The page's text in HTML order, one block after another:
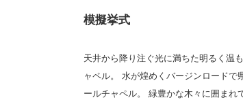
模擬挙式
天井から降り注ぐ光に満ちた明るく温
ャペル。 水が煌めくバージンロードで
ールチャペル。 緑豊かな木々に囲まれ